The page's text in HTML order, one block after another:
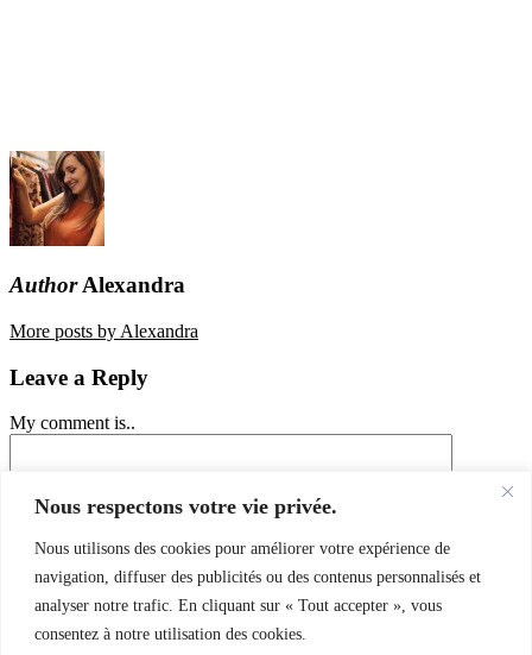
Nous respectons votre vie privée.
Nous utilisons des cookies pour améliorer votre expérience de
navigation, diffuser des publicités ou des contenus personnalisés et
analyser notre trafic. En cliquant sur « Tout accepter », vous
consentez à notre utilisation des cookies.
AuthorAlexandra
More posts by Alexandra
Leave a Reply
My comment is..
Name*